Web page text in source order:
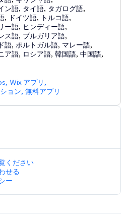
ン語, タイ語, タガログ語,
, ドイツ語, トルコ語,
ー語, ヒンディー語,
ス語, ブルガリア語,
語, ポルトガル語, マレー語,
ア語, ロシア語,韓国語,中国語,
,Wix アプリ ,
ョン,無料アプリ
ください
せる
ー